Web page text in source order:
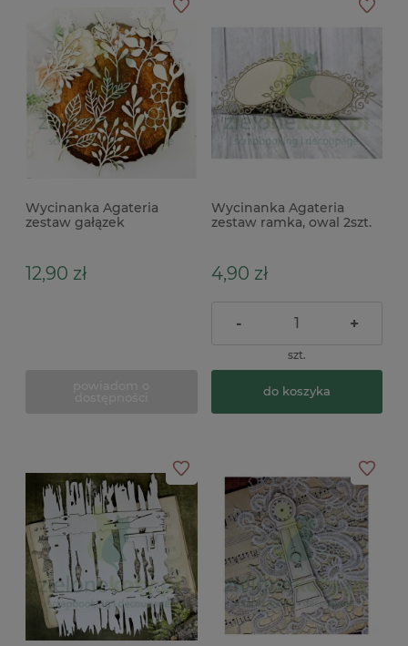
Wycinanka Agateria
zestaw gałązek
12,90 zł
Wycinanka Agateria
zestaw ramka, owal 2szt.
4,90 zł
- +
szt.
do koszyka